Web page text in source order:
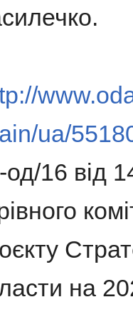
ua/
од/16 від
на